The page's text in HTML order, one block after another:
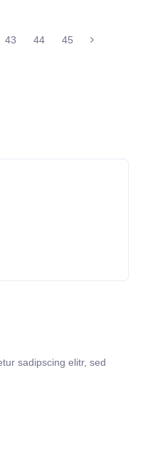
43 44 45
sadipscing elitr, sed